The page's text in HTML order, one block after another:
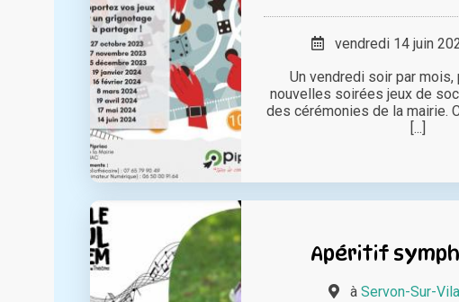
vendredi 14 juin
Un vendredi soir par
nouvelles soirées jeux de
des cérémonies de la mairie.
[...]
Apéritif
à Servon-Sur-